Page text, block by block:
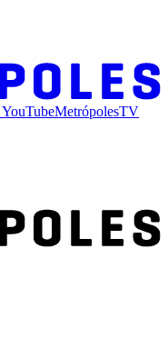
YouTubeMetrópolesTV